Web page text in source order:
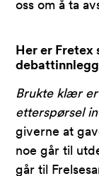
oss om å ta
Her er Fretex
Brukte klær er
etterspørsel
giverne at
noe går til
går til